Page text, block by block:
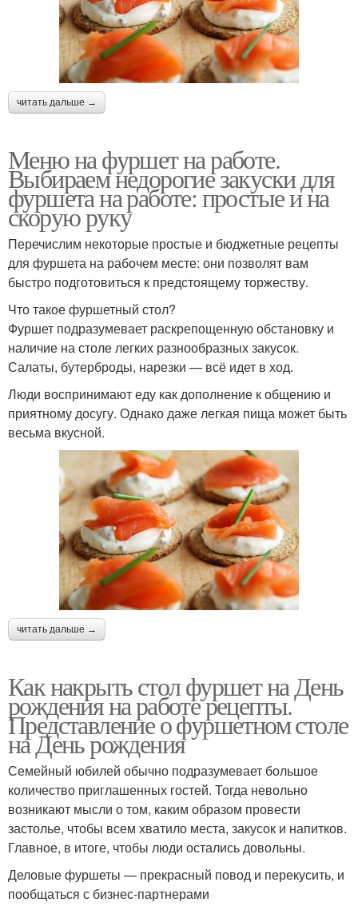
читать дальше →
Меню на фуршет на работе.
Выбираем недорогие закуски для
фуршета на работе: простые и на
скорую руку
Перечислим некоторые простые и бюджетные рецепты
для фуршета на рабочем месте: они позволят вам
быстро подготовиться к предстоящему торжеству.
Что такое фуршетный стол?
Фуршет подразумевает раскрепощенную обстановку и
наличие на столе легких разнообразных закусок.
Салаты, бутерброды, нарезки — всё идет в ход.
Люди воспринимают еду как дополнение к общению и
приятному досугу. Однако даже легкая пища может быть
весьма вкусной.
читать дальше →
Как накрыть стол фуршет на День
рождения на работе рецепты.
Представление о фуршетном столе
на День рождения
Семейный юбилей обычно подразумевает большое
количество приглашенных гостей. Тогда невольно
возникают мысли о том, каким образом провести
застолье, чтобы всем хватило места, закусок и напитков.
Главное, в итоге, чтобы люди остались довольны.
Деловые фуршеты — прекрасный повод и перекусить, и
пообщаться с бизнес-партнерами